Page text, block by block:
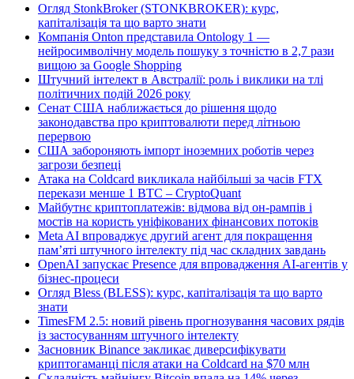
Огляд StonkBroker (STONKBROKER): курс,
капіталізація та що варто знати
Компанія Onton представила Ontology 1 —
нейросимволічну модель пошуку з точністю в 2,7 рази
вищою за Google Shopping
Штучний інтелект в Австралії: роль і виклики на тлі
політичних подій 2026 року
Сенат США наближається до рішення щодо
законодавства про криптовалюти перед літньою
перервою
США забороняють імпорт іноземних роботів через
загрози безпеці
Атака на Coldcard викликала найбільші за часів FTX
перекази менше 1 BTC – CryptoQuant
Майбутнє криптоплатежів: відмова від он-рампів і
мостів на користь уніфікованих фінансових потоків
Meta AI впроваджує другий агент для покращення
пам’яті штучного інтелекту під час складних завдань
OpenAI запускає Presence для впровадження AI-агентів у
бізнес-процеси
Огляд Bless (BLESS): курс, капіталізація та що варто
знати
TimesFM 2.5: новий рівень прогнозування часових рядів
із застосуванням штучного інтелекту
Засновник Binance закликає диверсифікувати
криптогаманці після атаки на Coldcard на $70 млн